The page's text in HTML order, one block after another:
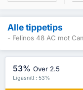
Alle tippetips
- Felinos 48 AC mot
53% Over 2.5
Ligasnitt : 53%